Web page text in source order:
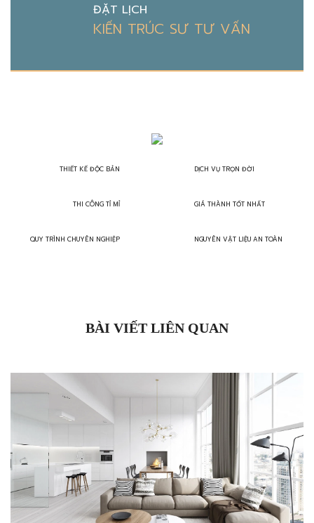
ĐẶT LỊCH
KIẾN TRÚC SƯ TƯ VẤN
THIẾT KẾ ĐỘC BẢN
THI CÔNG TỈ MỈ
QUY TRÌNH CHUYÊN NGHIỆP
DỊCH VỤ TRỌN ĐỜI
GIÁ THÀNH TỐT NHẤT
NGUYÊN VẬT LIỆU AN TOÀN
BÀI VIẾT LIÊN QUAN